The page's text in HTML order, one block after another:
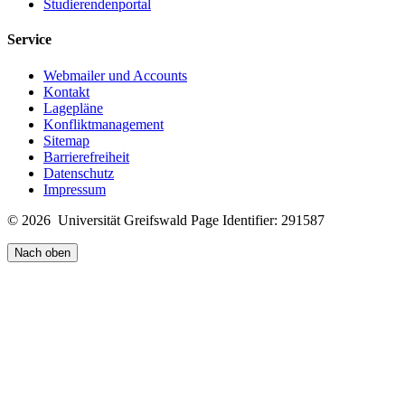
Studierendenportal
Service
Webmailer und Accounts
Kontakt
Lagepläne
Konfliktmanagement
Sitemap
Barrierefreiheit
Datenschutz
Impressum
© 2026 Universität Greifswald Page Identifier: 291587
Nach oben